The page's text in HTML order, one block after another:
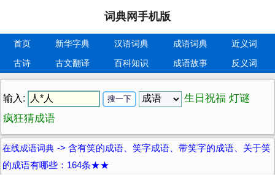
词典网手机版
首页 新华字典 汉语词典 成语词典
近义词
古诗
古文翻译 百科知识 成语故事 反义词
输入: 生日祝福 灯谜
疯狂猜成语
在线成语词典 -> 含有笑的成语、笑字成语、带笑字的成语、关于笑
的成语有哪些：164条★★